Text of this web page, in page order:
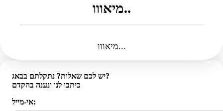
מיאווו..
מיאווו...
יש לכם שאלות? נתקלתם בבאג?
כיתבו לנו ונענה בהקדם
אי-מייל: